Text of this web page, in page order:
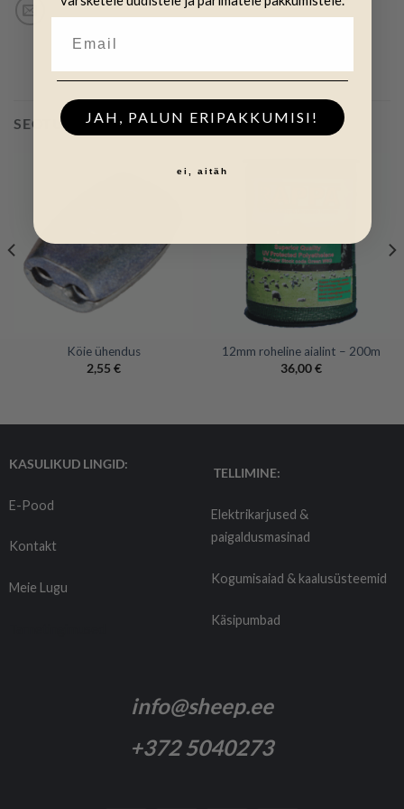
SEOTUD TOOTED
Köie ühendus
2,55 €
12mm roheline aialint – 200m
36,00€
KASULIKUD LINGID:
E-Pood
Kontakt
Meie Lugu
TELLIMINE:
Elektrikarjused &
paigaldusmasinad
Kogumisaiad & kaalusüsteemid
Käsipumbad
info@sheep.ee
+372 5040273
JAH, PALUN ERIPAKKUMISI!
ei, aitäh